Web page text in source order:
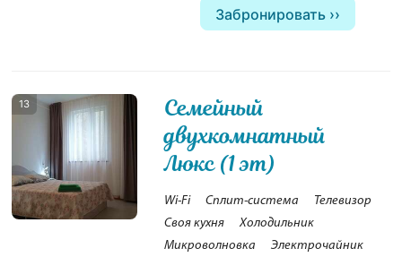
Забронировать
13
Семейный
двухкомнатный
Люкс (1 эт)
Wi-Fi Сплит-система
Телевизор
Своя кухня
Холодильник
Микроволновка
Электрочайник